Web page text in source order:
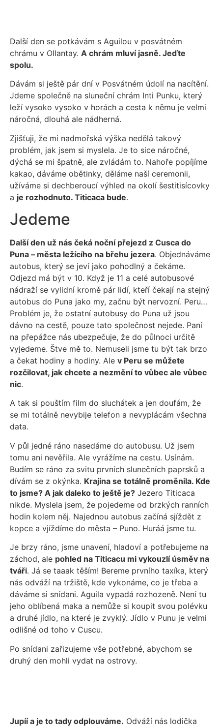
Další den se potkávám s Aguilou v posvátném
chrámu v Ollantay. A chrám mluví jasně. Jeďte
spolu.
Dávám si ještě pár dní v Posvátném údolí na nacítění.
Jdeme společně na sluneční chrám Inti Punku, který
leží vysoko vysoko v horách a cesta k němu je velmi
náročná, dlouhá ale nádherná.
Zjišťuji, že mi nadmořská výška nedělá takový
problém, jak jsem si myslela. Je to sice náročné,
dýchá se mi špatně, ale zvládám to. Nahoře popíjíme
kakao, dáváme obětinky, děláme naší ceremonii,
užíváme si dechberoucí výhled na okolí šestitisícovky
a je rozhodnuto. Titicaca bude.
Jedeme
Další den už nás čeká noční přejezd z Cusca do
Puna – města ležícího na břehu jezera. Objednáváme
autobus, který se jeví jako pohodlný a čekáme.
Odjezd má být v 10. Když je 11 a celé autobusové
nádraží se vylidní kromě pár lidí, kteří čekají na stejný
autobus do Puna jako my, začnu být nervozní. Peru…
Problém je, že ostatní autobusy do Puna už jsou
dávno na cestě, pouze tato společnost nejede. Paní
na přepážce nás ubezpečuje, že do půlnoci určitě
vyjedeme. Štve mě to. Nemuseli jsme tu být tak brzo
a čekat hodiny a hodiny. Ale v Peru se můžete
rozčilovat, jak chcete a nezmění to vůbec ale vůbec
nic.
A tak si pouštím film do sluchátek a jen doufám, že
se mi totálně nevybije telefon a nevyplácám všechna
data.
V půl jedné ráno nasedáme do autobusu. Už jsem
tomu ani nevěřila. Ale vyrážíme na cestu. Usínám.
Budím se ráno za svitu prvních slunečních paprsků a
dívám se z okýnka. Krajina se totálně proměnila. Kde
to jsme? A jak daleko to ještě je? Jezero Titicaca
nikde. Myslela jsem, že pojedeme od brzkých ranních
hodin kolem něj. Najednou autobus začíná sjíždět z
kopce a vjíždíme do města – Puno. Huráá jsme tu.
Je brzy ráno, jsme unavení, hladoví a potřebujeme na
záchod, ale pohled na Titicacu mi vykouzlí úsměv na
tváři. Já se taaak těším! Bereme prvního taxíka, který
nás odváží na tržiště, kde vykonáme, co je třeba a
dáváme si snídani. Aguila vypadá rozhozeně. Není tu
jeho oblíbená maka a nemůže si koupit svou polévku
a druhé jídlo, na které je zvyklý. Jídlo v Punu je velmi
odlišné od toho v Cuscu.
Po snídani zařizujeme vše potřebné, abychom se
druhý den mohli vydat na ostrovy.
Jupíí a je to tady odplouváme. Odváží nás lodička